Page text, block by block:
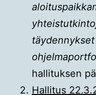
hallituksen
Hallitus